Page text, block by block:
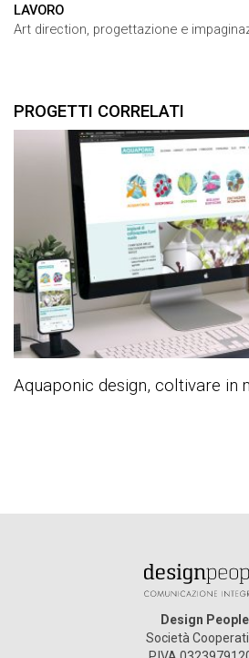
LAVORO
Art direction, progettazione e
PROGETTI CORRELATI
Aquaponic design, coltivare in
Design People
Società